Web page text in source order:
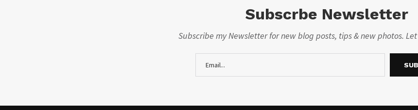
Subscrbe Newsletter
Subscribe my Newsletter for new blog posts, tips & new photos.